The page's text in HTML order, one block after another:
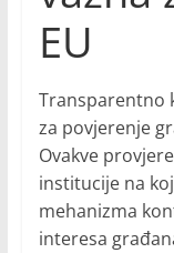
EU
Transparentno
za povjerenje
Ovakve
institucije na
mehanizma
interesa